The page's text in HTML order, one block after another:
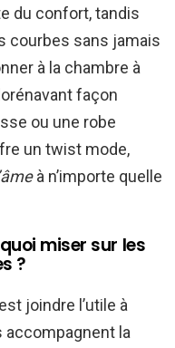
du confort, tandis
courbes sans jamais
à la chambre à
façon
ou une robe
un twist mode,
à n’importe quelle
miser sur les
?
joindre l’utile à
accompagnent la